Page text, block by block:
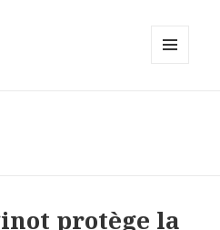
protège la